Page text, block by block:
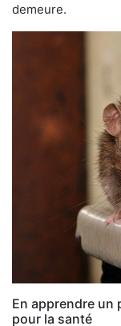
demeure.
En apprendre un
pour la santé